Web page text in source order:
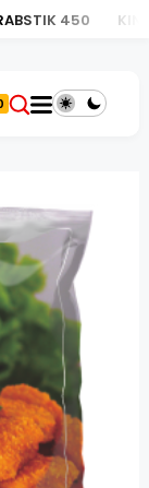
450